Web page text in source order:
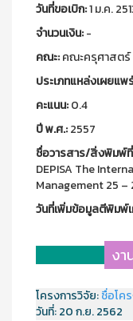
วันที่ขอเบิก:1 ม.ค.
จำนวนเงิน:-
คณะ:คณะครุศาสตร์
ประเภทแหล่งเผยแพ
คะแนน:0.4
ปี พ.ศ.:2557
ชื่อวารสาร/สิ่งพิมพ์
DEPISA The
Management 25 –
วันที่เพิ่มข้อมูลตีพิมพ์
งา
โครงการวิจัย:ชื่อโค
วันที่:20 ก.ย. 2562